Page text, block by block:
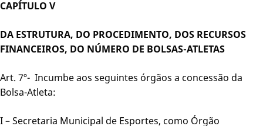
CAPÍTULO V
DA ESTRUTURA, DO PROCEDIMENTO, DOS RECURSOS
FINANCEIROS, DO NÚMERO DE BOLSAS-ATLETAS
Art. 7º- Incumbe aos seguintes órgãos a concessão da
Bolsa-Atleta:
I – Secretaria Municipal de Esportes, como Órgão